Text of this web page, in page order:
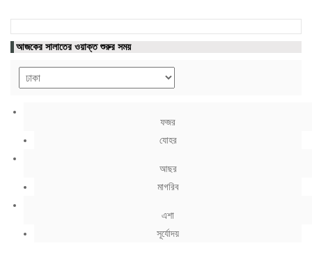
আজকের সালাতের ওয়াক্ত শুরুর সময়
ফজর
যোহর
আছর
মাগরিব
এশা
সূর্যোদয়